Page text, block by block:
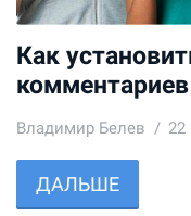
Как
комментариев
Владимир Белев 22
ДАЛЬШЕ